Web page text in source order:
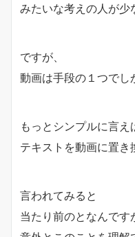
みたいな考えの人が少
ですが、
動画は手段の１つでし
もっとシンプルに言え
テキストを動画に置き
言われてみると
当たり前のとなんです